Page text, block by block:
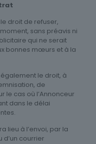
le droit de refuser,
sans préavis ni
qui ne serait
bonnes mœurs et à la
également le droit, à
de
le cas où l’Annonceur
dans le délai
lieu à l’envoi, par la
d’un courrier